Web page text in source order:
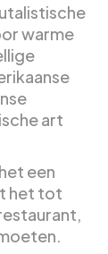
warme
art
een
het tot